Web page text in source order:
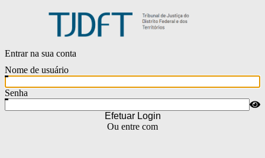
Entrar na sua conta
Nome de usuário
Senha
Efetuar Login
Ou entre com